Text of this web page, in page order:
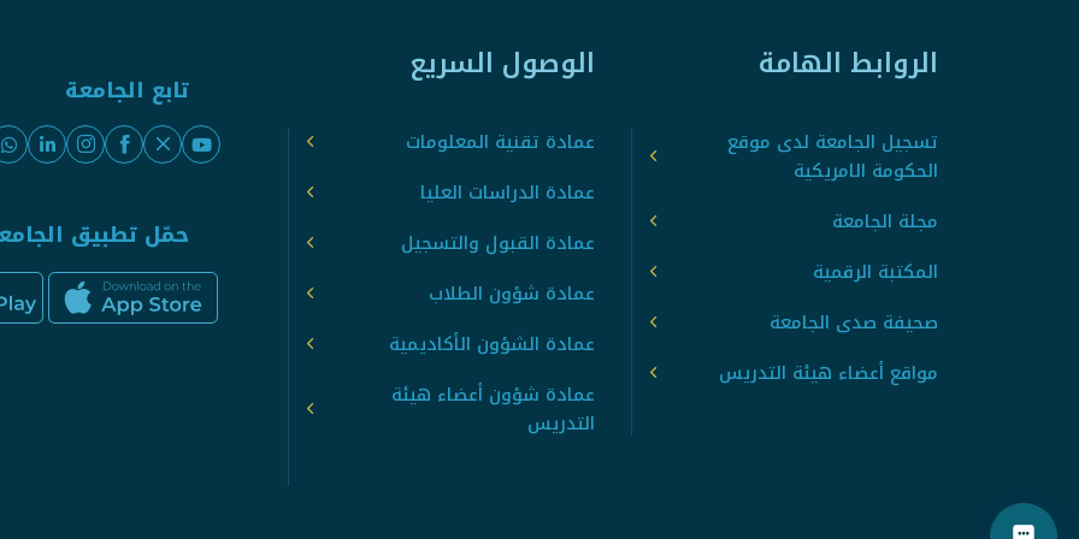
الروابط الهامة
تسجيل الجامعة لدى موقع
الحكومة الامريكية
مجلة الجامعة
المكتبة الرقمية
صحيفة صدى الجامعة
مواقع أعضاء هيئة التدريس
الوصول السريع
عمادة تقنية المعلومات
عمادة الدراسات العليا
عمادة القبول والتسجيل
عمادة شؤون الطلاب
عمادة الشؤون الأكاديمية
عمادة شؤون أعضاء هيئة
التدريس
تابع الجامعة
حمّل تطبيق